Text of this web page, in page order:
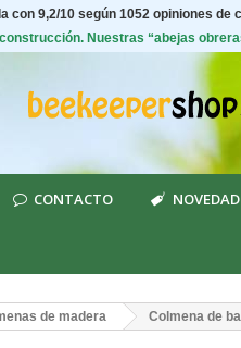
con 9,2/10 según 1052 opiniones de
Nuestras “abejas
CONTACTO
de madera Colmena de